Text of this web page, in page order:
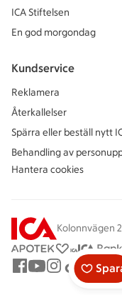
ICA Stiftelsen
En god morgondag
Kundservice
Reklamera
Återkallelser
Spärra eller beställ nytt
Behandling av
Hantera cookies
Kolonnvägen